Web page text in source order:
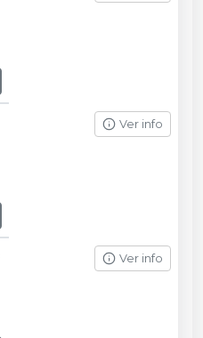
Ver info
Ver info